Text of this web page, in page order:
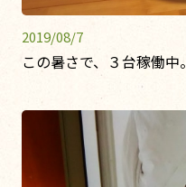
2019/08/7
この暑さで、３台稼働中。